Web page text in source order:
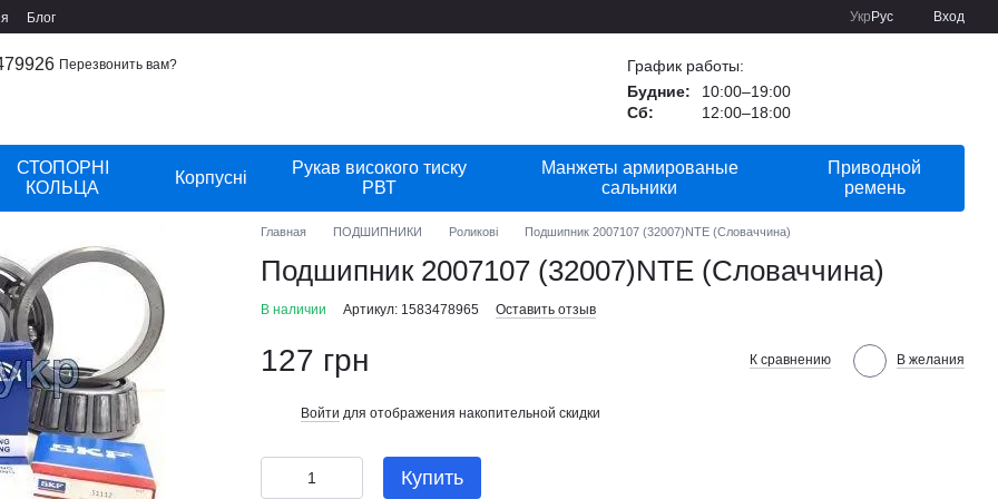
Блог Укр Рус Вход
Перезвонить вам?
График работы:
Будние:
10:00–19:00
Сб:
12:00–18:00
СТОПОРНІ
КОЛЬЦА
Корпусні
Рукав високого тиску
РВТ
Манжеты армированые
сальники
Приводной
ремень
Главная ПОДШИПНИКИ Роликові Подшипник 2007107 (32007)NTE (Словаччина)
Подшипник 2007107 (32007)NTE (Словаччина)
В наличии Артикул: 1583478965 Оставить отзыв
127 грн К сравнению В желания
Войти для отображения накопительной скидки
Купить